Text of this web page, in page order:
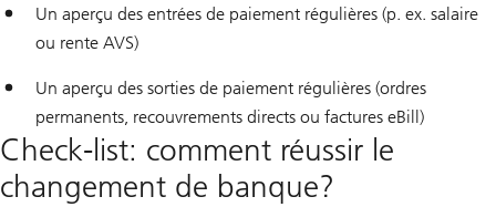
Un aperçu des entrées de paiement régulières (p. ex. salaire
ou rente AVS)
Un aperçu des sorties de paiement régulières (ordres
permanents, recouvrements directs ou factures eBill)
Check-list: comment réussir le
changement de banque?